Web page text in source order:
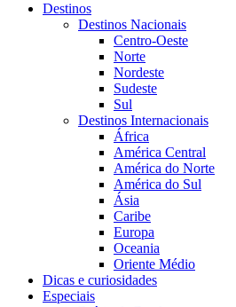
Destinos
Destinos Nacionais
Centro-Oeste
Norte
Nordeste
Sudeste
Sul
Destinos Internacionais
África
América Central
América do Norte
América do Sul
Ásia
Caribe
Europa
Oceania
Oriente Médio
Dicas e curiosidades
Especiais